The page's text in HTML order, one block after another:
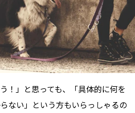
！」と思っても、「具体的に何を
ない」という方もいらっしゃるの